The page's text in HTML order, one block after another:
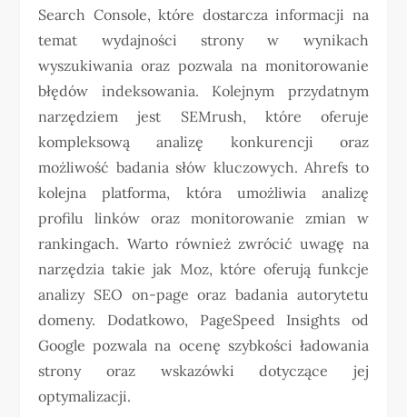
Search Console, które dostarcza informacji na
temat wydajności strony w wynikach
wyszukiwania oraz pozwala na monitorowanie
błędów indeksowania. Kolejnym przydatnym
narzędziem jest SEMrush, które oferuje
kompleksową analizę konkurencji oraz
możliwość badania słów kluczowych. Ahrefs to
kolejna platforma, która umożliwia analizę
profilu linków oraz monitorowanie zmian w
rankingach. Warto również zwrócić uwagę na
narzędzia takie jak Moz, które oferują funkcje
analizy SEO on-page oraz badania autorytetu
domeny. Dodatkowo, PageSpeed Insights od
Google pozwala na ocenę szybkości ładowania
strony oraz wskazówki dotyczące jej
optymalizacji.